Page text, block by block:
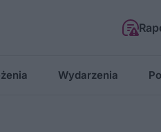
Wydarzenia